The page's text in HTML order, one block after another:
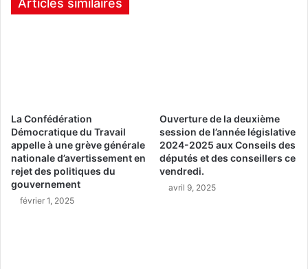
La Confédération
Démocratique du Travail
appelle à une grève générale
nationale d’avertissement en
rejet des politiques du
gouvernement
février 1, 2025
Ouverture de la deuxième
session de l’année législative
2024-2025 aux Conseils des
députés et des conseillers ce
vendredi.
avril 9, 2025